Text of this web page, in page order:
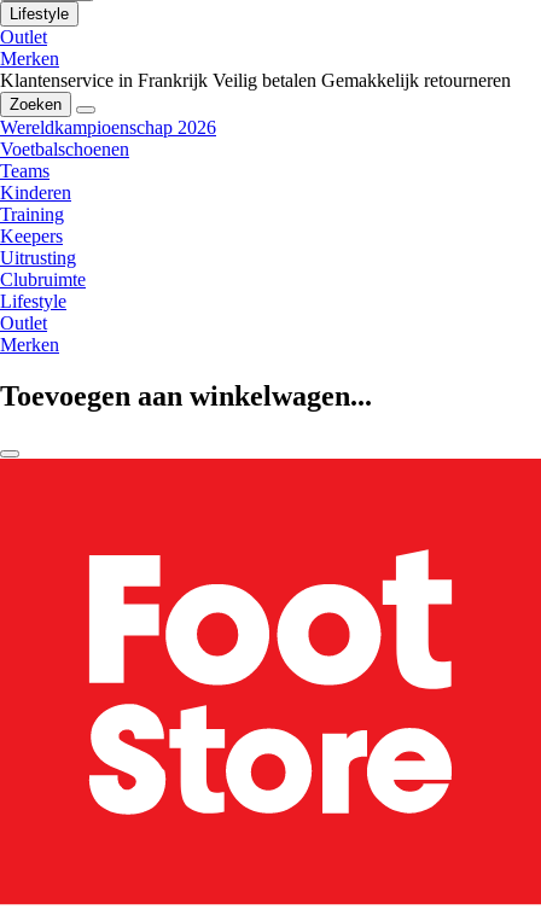
Lifestyle
Outlet
Merken
Klantenservice in Frankrijk Veilig betalen Gemakkelijk retourneren
Zoeken
Wereldkampioenschap 2026
Voetbalschoenen
Teams
Kinderen
Training
Keepers
Uitrusting
Clubruimte
Lifestyle
Outlet
Merken
Toevoegen aan winkelwagen...